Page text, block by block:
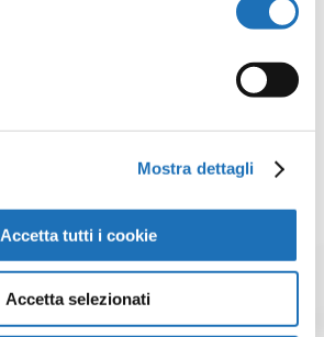
Mostra dettagli
Accetta tutti i cookie
Accetta selezionati